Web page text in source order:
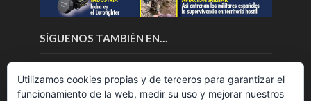
SÍGUENOS TAMBIÉN EN…
Utilizamos cookies propias y de terceros para garantizar el
funcionamiento de la web, medir su uso y mejorar nuestros